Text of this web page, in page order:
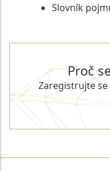
Slovník
Proč
Zaregistrujte se